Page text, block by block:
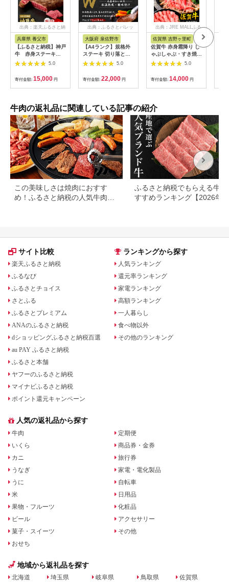
出典：楽天ふるさと納
兵庫県 養父市
【ふるさと納税】神戸
牛 赤身ステーキ
(200g/300g/400g/55
0g/1200g)_ 神戸牛 神
戸ビーフ 黒毛和牛 ス
テーキ 赤身肉 牛肉 和
牛 ブランド牛 高級肉
プレゼント 焼肉 グル
メ 送料無料 【配送不
可地域：離島】
【G1440980】
5.0
寄付金額: 15,000 円
出典：ふるさとパレッ
大阪府 泉佐野市
【A4ランク】規格外
ステーキ 切り落とし
800g【スピード発送
黒毛和牛 リブロース
サーロイン 訳あり サ
イズ不揃い すてーき
氷温熟成×極味付け】
5.0
寄付金額: 22,000 円
出典：JRE MALLふる
さと納税
佐賀県 吉野ヶ里町
佐賀牛 赤身霜降り し
ゃぶしゃぶ・すき焼き
用 600g 吉野ヶ里町
5.0
寄付金額: 14,000 円
牛肉の返礼品に関連している記事の紹介
この美味しさは焼肉におすす
め！ふるさと納税の人気牛肉還
ふるさと納税でもらえる牛肉
すすめランキング【2026年
サイト比較
楽天ふるさと納税
ふるなび
ふるさとチョイス
さとふる
ふるさとプレミアム
ANAのふるさと納税
dショッピングふるさと納税百選
au PAY ふるさと納税
ふるさと本舗
ヤフーのふるさと納税
マイナビふるさと納税
ポイント還元キャンペーン
ランキングから探す
人気ランキング
還元率ランキング
家電ランキング
高額ランキング
一人暮らし
食べ物以外
その他のランキング
人気の返礼品から探す
牛肉
いくら
カニ
うなぎ
うに
米
果物・フルーツ
ビール
菓子・スイーツ
おせち
定期便
商品券・金券
旅行券
家電・電化製品
自転車
日用品
化粧品
アクセサリー
その他
地域から返礼品を探す
北海道 埼玉県 岐阜県 鳥取県 佐賀県